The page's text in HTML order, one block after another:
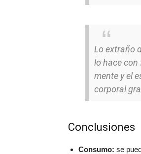
Lo extraño
lo hace con
mente y el
corporal
Conclusiones
Consumo: se